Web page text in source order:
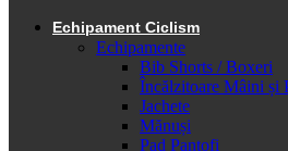
Echipament Ciclism
Echipamente
Bib Shorts / Boxeri
Încălzitoare Mâini și
Jachete
Mănuși
Pad Pantofi